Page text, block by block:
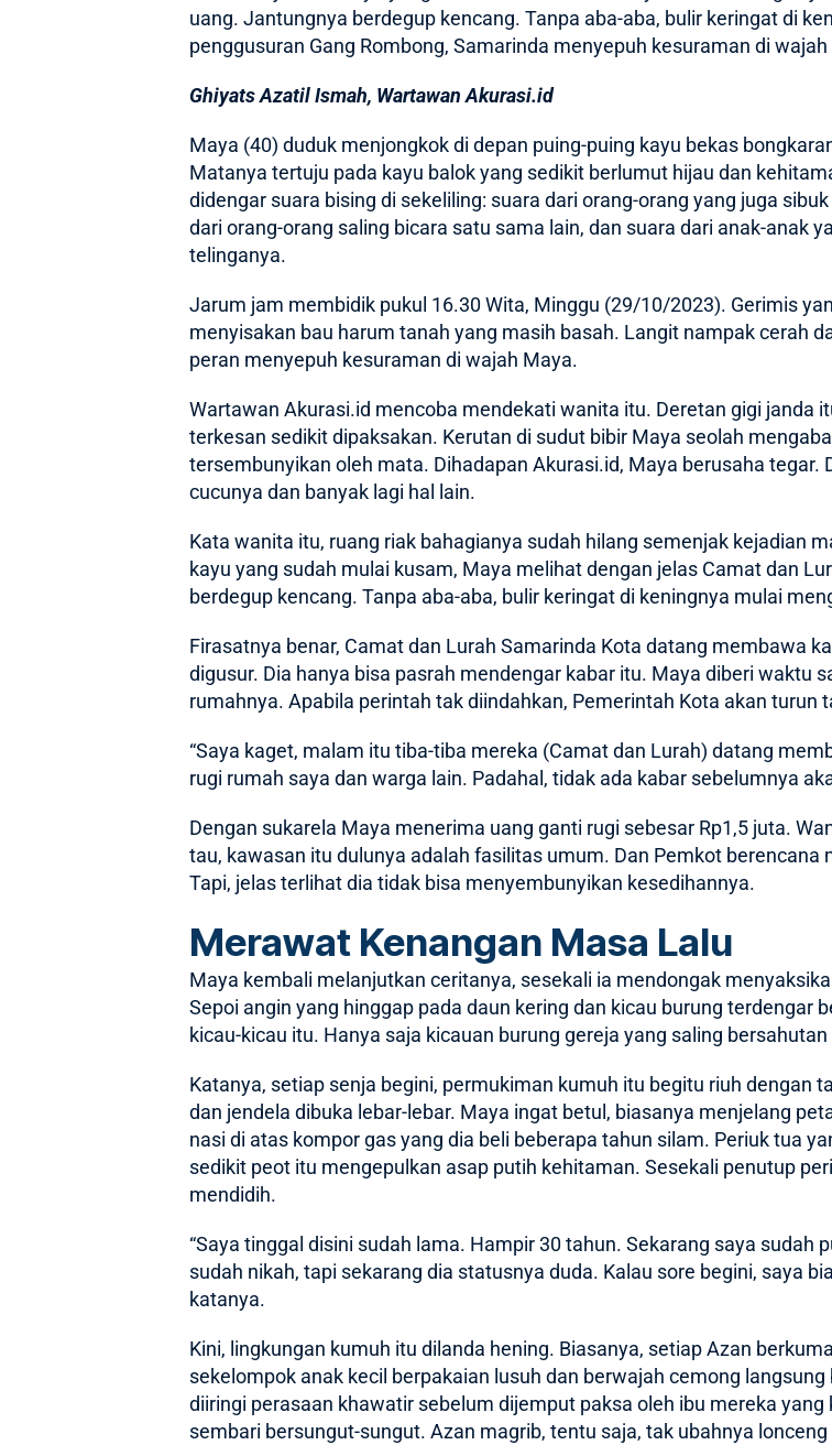
uang. Jantungnya berdegup kencang. Tanpa aba-aba, bulir keringat di
penggusuran Gang Rombong, Samarinda menyepuh kesuraman di
Ghiyats Azatil Ismah, Wartawan Akurasi.id
Maya (40) duduk menjongkok di depan puing-puing kayu bekas
Matanya tertuju pada kayu balok yang sedikit berlumut hijau dan
didengar suara bising di sekeliling: suara dari orang-orang yang juga
dari orang-orang saling bicara satu sama lain, dan suara dari anak-anak
telinganya.
Jarum jam membidik pukul 16.30 Wita, Minggu (29/10/2023). Gerimis
menyisakan bau harum tanah yang masih basah. Langit nampak cerah
peran menyepuh kesuraman di wajah Maya.
Wartawan Akurasi.id mencoba mendekati wanita itu. Deretan gigi janda
terkesan sedikit dipaksakan. Kerutan di sudut bibir Maya seolah
tersembunyikan oleh mata. Dihadapan Akurasi.id, Maya berusaha tegar.
cucunya dan banyak lagi hal lain.
Kata wanita itu, ruang riak bahagianya sudah hilang semenjak kejadian
kayu yang sudah mulai kusam, Maya melihat dengan jelas Camat dan
berdegup kencang. Tanpa aba-aba, bulir keringat di keningnya mulai
Firasatnya benar, Camat dan Lurah Samarinda Kota datang membawa
digusur. Dia hanya bisa pasrah mendengar kabar itu. Maya diberi waktu
rumahnya. Apabila perintah tak diindahkan, Pemerintah Kota akan turun
“Saya kaget, malam itu tiba-tiba mereka (Camat dan Lurah) datang
rugi rumah saya dan warga lain. Padahal, tidak ada kabar sebelumnya
Dengan sukarela Maya menerima uang ganti rugi sebesar Rp1,5 juta.
tau, kawasan itu dulunya adalah fasilitas umum. Dan Pemkot
Tapi, jelas terlihat dia tidak bisa menyembunyikan kesedihannya.
Merawat Kenangan Masa Lalu
Maya kembali melanjutkan ceritanya, sesekali ia mendongak
Sepoi angin yang hinggap pada daun kering dan kicau burung terdengar
kicau-kicau itu. Hanya saja kicauan burung gereja yang saling
Katanya, setiap senja begini, permukiman kumuh itu begitu riuh dengan
dan jendela dibuka lebar-lebar. Maya ingat betul, biasanya menjelang
nasi di atas kompor gas yang dia beli beberapa tahun silam. Periuk tua
sedikit peot itu mengepulkan asap putih kehitaman. Sesekali penutup
mendidih.
“Saya tinggal disini sudah lama. Hampir 30 tahun. Sekarang saya sudah
sudah nikah, tapi sekarang dia statusnya duda. Kalau sore begini, saya
katanya.
Kini, lingkungan kumuh itu dilanda hening. Biasanya, setiap Azan
sekelompok anak kecil berpakaian lusuh dan berwajah cemong
diiringi perasaan khawatir sebelum dijemput paksa oleh ibu mereka
sembari bersungut-sungut. Azan magrib, tentu saja, tak ubahnya